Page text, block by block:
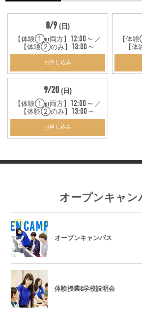
8/9 (日)
【体験①or両方】 12:00～ ／
【体験②のみ】 13:00～
お申し込み
【体
【
9/20 (日)
【体験①or両方】 12:00～ ／
【体験②のみ】 13:00～
お申し込み
オープンキャン
オープンキャンパス
体験授業&学校説明会